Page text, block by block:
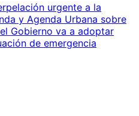
urgente a la
y Agenda Urbana sobre
Gobierno va a adoptar
de emergencia